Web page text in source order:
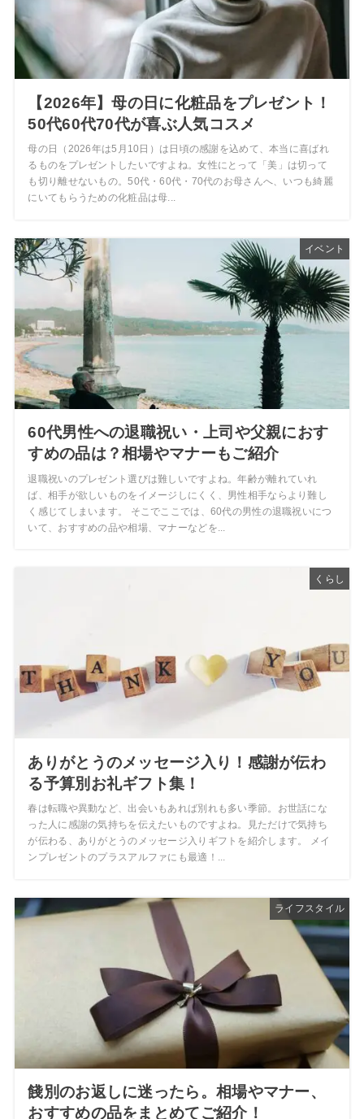
【2026年】母の日に化粧品をプレゼント！
50代60代70代が喜ぶ人気コスメ
母の日（2026年は5月10日）は日頃の感謝を込めて、本当に喜ばれ
るものをプレゼントしたいですよね。女性にとって「美」は切って
も切り離せないもの。50代・60代・70代のお母さんへ、いつも綺麗
にいてもらうための化粧品は母...
イベント
60代男性への退職祝い・上司や父親におす
すめの品は？相場やマナーもご紹介
退職祝いのプレゼント選びは難しいですよね。年齢が離れていれ
ば、相手が欲しいものをイメージしにくく、男性相手ならより難し
く感じてしまいます。 そこでここでは、60代の男性の退職祝いにつ
いて、おすすめの品や相場、マナーなどを...
くらし
ありがとうのメッセージ入り！感謝が伝わ
る予算別お礼ギフト集！
春は転職や異動など、出会いもあれば別れも多い季節。お世話にな
った人に感謝の気持ちを伝えたいものですよね。見ただけで気持ち
が伝わる、ありがとうのメッセージ入りギフトを紹介します。 メイ
ンプレゼントのプラスアルファにも最適！...
ライフスタイル
餞別のお返しに迷ったら。相場やマナー、
おすすめの品をまとめてご紹介！